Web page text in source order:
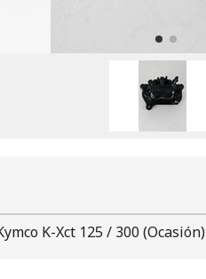
K-Xct 125 / 300 (Ocasión)